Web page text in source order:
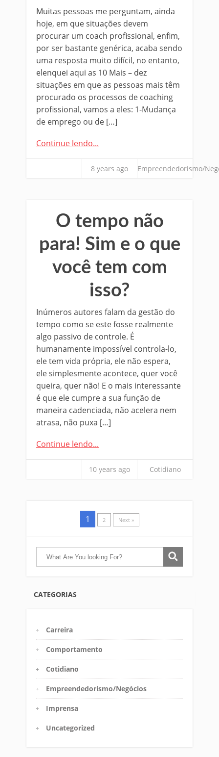
Muitas pessoas me perguntam, ainda
hoje, em que situações devem
procurar um coach profissional, enfim,
por ser bastante genérica, acaba sendo
uma resposta muito difícil, no entanto,
elenquei aqui as 10 Mais – dez
situações em que as pessoas mais têm
procurado os processos de coaching
profissional, vamos a eles: 1-Mudança
de emprego ou de […]
Continue lendo...
8 years ago Empreendedorismo/
O tempo não
para! Sim e o que
você tem com
isso?
Inúmeros autores falam da gestão do
tempo como se este fosse realmente
algo passivo de controle. É
humanamente impossível controla-lo,
ele tem vida própria, ele não espera,
ele simplesmente acontece, quer você
queira, quer não! E o mais interessante
é que ele cumpre a sua função de
maneira cadenciada, não acelera nem
atrasa, não puxa […]
Continue lendo...
10 years ago Cotidiano
1 2 Next »
CATEGORIAS
Carreira
Comportamento
Cotidiano
Empreendedorismo/Negócios
Imprensa
Uncategorized